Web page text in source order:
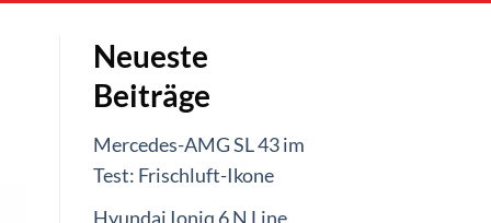
Neueste
Beiträge
Mercedes-AMG SL 43 im
Test: Frischluft-Ikone
Hyundai Ioniq 6 N Line